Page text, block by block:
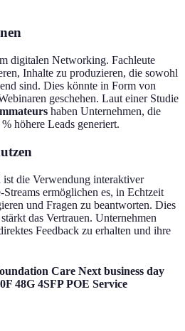
digitalen Networking. Fachleute
Inhalte zu produzieren, die sowohl
sind. Dies könnte in Form von
geschehen. Laut einer Studie
haben Unternehmen, die
höhere Leads generiert.
die Verwendung interaktiver
ermöglichen es, in Echtzeit
und Fragen zu beantworten. Dies
das Vertrauen. Unternehmen
Feedback zu erhalten und ihre
Care Next business day
48G 4SFP POE Service